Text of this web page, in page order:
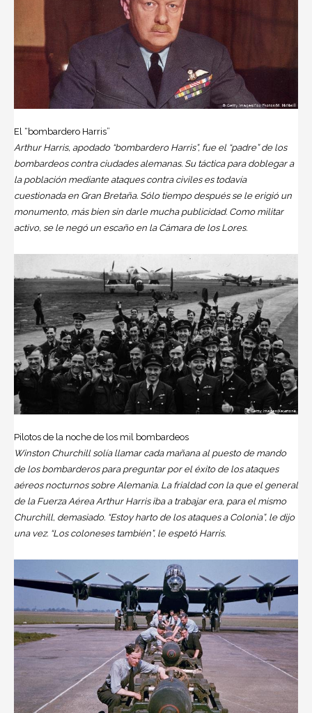
El “bombardero Harris”
Arthur Harris, apodado “bombardero Harris”, fue el “padre” de los
bombardeos contra ciudades alemanas. Su táctica para doblegar a
la población mediante ataques contra civiles es todavía
cuestionada en Gran Bretaña. Sólo tiempo después se le erigió un
monumento, más bien sin darle mucha publicidad. Como militar
activo, se le negó un escaño en la Cámara de los Lores.
Pilotos de la noche de los mil bombardeos
Winston Churchill solía llamar cada mañana al puesto de mando
de los bombarderos para preguntar por el éxito de los ataques
aéreos nocturnos sobre Alemania. La frialdad con la que el general
de la Fuerza Aérea Arthur Harris iba a trabajar era, para el mismo
Churchill, demasiado. “Estoy harto de los ataques a Colonia”, le dijo
una vez. “Los coloneses también”, le espetó Harris.